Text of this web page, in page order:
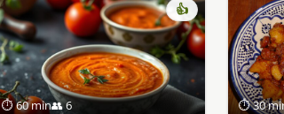
⏱ 60 min👥 6
👍
⏱ 30